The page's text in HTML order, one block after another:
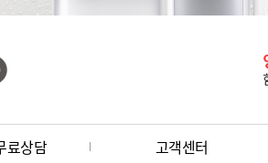
료상담 고객센터